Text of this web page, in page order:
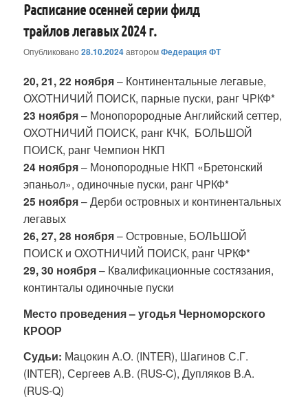
Расписание осенней серии филд
трайлов легавых 2024 г.
Опубликовано28.10.2024авторомФедерация ФТ
20, 21, 22 ноября– Континентальные легавые,
ОХОТНИЧИЙ ПОИСК, парные пуски, ранг ЧРКФ*
23 ноября– Монопорородные Английский сеттер,
ОХОТНИЧИЙ ПОИСК, ранг КЧК, БОЛЬШОЙ
ПОИСК, ранг Чемпион НКП
24 ноября– Монопородные НКП «Бретонский
эпаньол», одиночные пуски, ранг ЧРКФ*
25 ноября– Дерби островных и континентальных
легавых
26, 27, 28 ноября– Островные, БОЛЬШОЙ
ПОИСК и ОХОТНИЧИЙ ПОИСК, ранг ЧРКФ*
29, 30 ноября– Квалификационные состязания,
континталы одиночные пуски
Место проведения – угодья Черноморского
КРООР
Судьи: Мацокин А.О. (INTER), Шагинов С.Г.
(INTER), Сергеев А.В. (RUS-C), Дупляков В.А.
(RUS-Q)